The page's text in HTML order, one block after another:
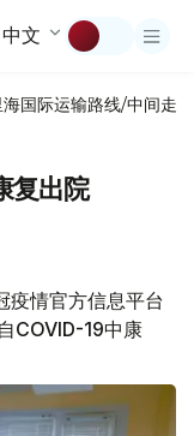
中文
国际运输路线/中间走廊
复出院
情官方信息平台
COVID-19中康